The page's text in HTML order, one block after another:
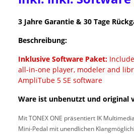
3 Jahre Garantie & 30 Tage
Beschreibung:
Inklusive Software Paket:
all-in-one player, modeler and
AmpliTube 5 SE software
Ware ist unbenutzt und original
Mit TONEX ONE präsentiert IK
Mini-Pedal mit unendlichen